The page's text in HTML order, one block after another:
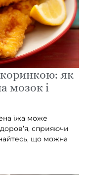
як
мозок і
їжа може
сприяючи
що можна